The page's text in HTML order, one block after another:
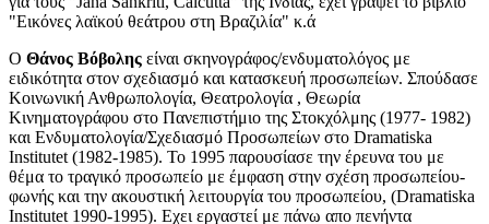
"Εικόνες λαϊκού θεάτρου στη Βραζιλία" κ.ά
Ο Θάνος Βόβολης είναι σκηνογράφος/ενδυματολόγος με
ειδικότητα στον σχεδιασμό και κατασκευή προσωπείων. Σπούδασε
Κοινωνική Ανθρωπολογία, Θεατρολογία , Θεωρία
Κινηματογράφου στο Πανεπιστήμιο της Στοκχόλμης (1977- 1982)
και Ενδυματολογία/Σχεδιασμό Προσωπείων στο Dramatiska
Institutet (1982-1985). Το 1995 παρουσίασε την έρευνα του με
θέμα το τραγικό προσωπείο με έμφαση στην σχέση προσωπείου-
φωνής και την ακουστική λειτουργία του προσωπείου, (Dramatiska
Institutet 1990-1995). Εχει εργαστεί με πάνω απο πενήντα